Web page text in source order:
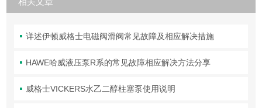
详述伊顿威格士电磁阀滑阀常见故障及相应解决措施
HAWE哈威液压泵R系的常见故障相应解决方法分享
威格士VICKERS水乙二醇柱塞泵使用说明